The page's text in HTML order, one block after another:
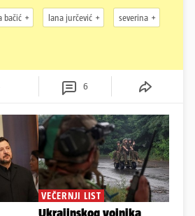
bačić lana jurčević severina
6